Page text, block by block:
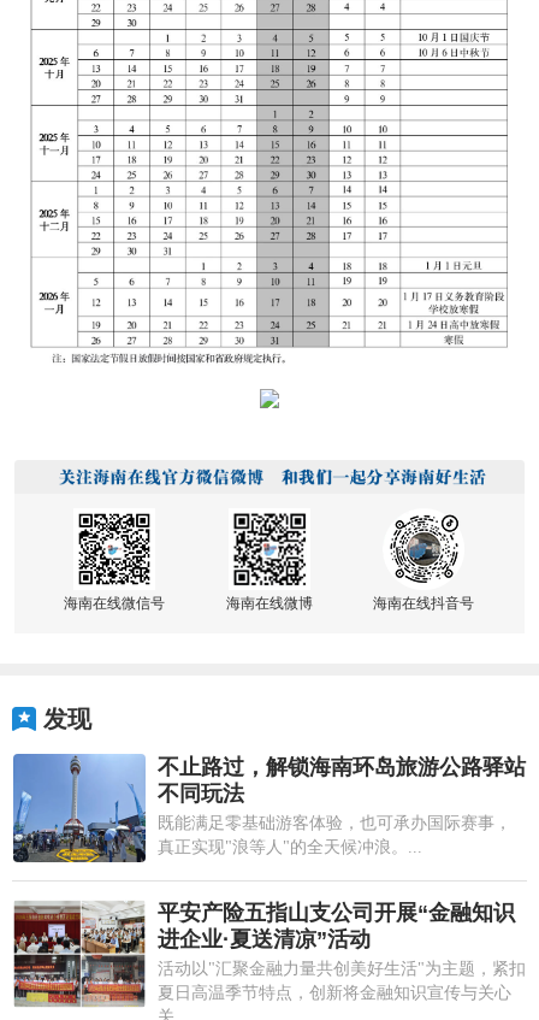
海南在线微信号 海南在线微博 海南在线抖音号
发现
不止路过，解锁海南环岛旅游公路驿站
不同玩法
既能满足零基础游客体验，也可承办国际赛事，
真正实现"浪等人"的全天候冲浪。...
平安产险五指山支公司开展“金融知识
进企业·夏送清凉”活动
活动以"汇聚金融力量共创美好生活"为主题，紧扣
夏日高温季节特点，创新将金融知识宣传与关心